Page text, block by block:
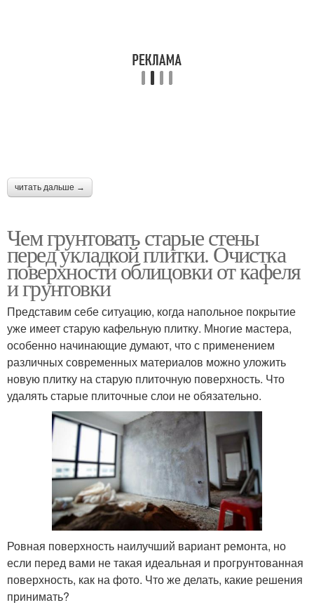
читать дальше →
Чем грунтовать старые стены
перед укладкой плитки. Очистка
поверхности облицовки от кафеля
и грунтовки
Представим себе ситуацию, когда напольное покрытие
уже имеет старую кафельную плитку. Многие мастера,
особенно начинающие думают, что с применением
различных современных материалов можно уложить
новую плитку на старую плиточную поверхность. Что
удалять старые плиточные слои не обязательно.
Ровная поверхность наилучший вариант ремонта, но
если перед вами не такая идеальная и прогрунтованная
поверхность, как на фото. Что же делать, какие решения
принимать?